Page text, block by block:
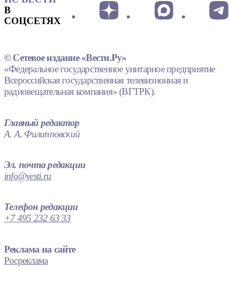
В
СОЦСЕТЯХ
© Сетевое издание «Вести.Ру»
«Федеральное государственное унитарное предприятие
Всероссийская государственная телевизионная и
радиовещательная компания» (ВГТРК).
Главный редактор
А. А. Филипповский
Эл. почта редакции
info@vesti.ru
Телефон редакции
+7 495 232 63 33
Реклама на сайте
Росреклама